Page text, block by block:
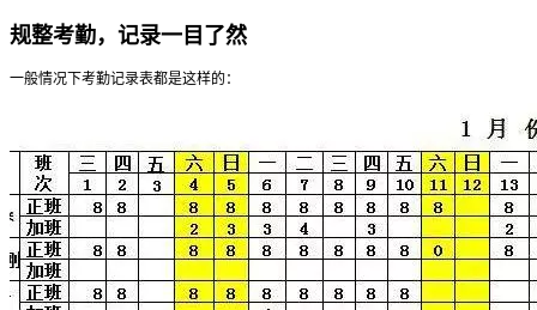
规整考勤，记录一目了然
一般情况下考勤记录表都是这样的：